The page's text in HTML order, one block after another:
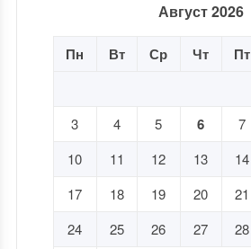
Август 2026
Пн Вт Ср Чт Пт
3
4 5 6 7
10
11 12 13 14
17
18 19 20 21
24
25 26 27 28